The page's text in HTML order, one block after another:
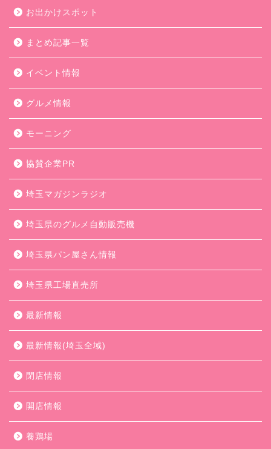
お出かけスポット
まとめ記事一覧
イベント情報
グルメ情報
モーニング
協賛企業PR
埼玉マガジンラジオ
埼玉県のグルメ自動販売機
埼玉県パン屋さん情報
埼玉県工場直売所
最新情報
最新情報(埼玉全域)
閉店情報
開店情報
養鶏場